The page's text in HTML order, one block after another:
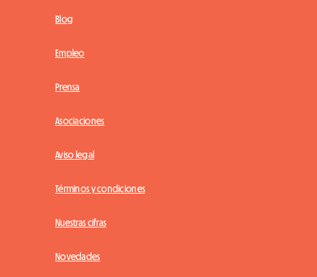
Blog
Empleo
Prensa
Asociaciones
Aviso legal
Términos y condiciones
Nuestras cifras
Novedades